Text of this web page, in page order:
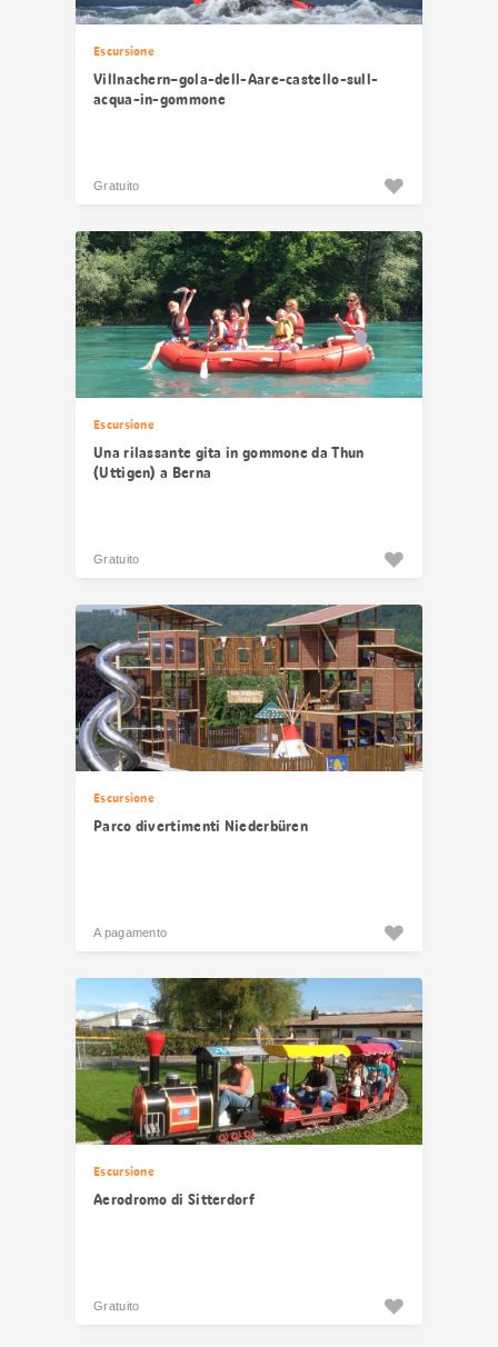
Escursione
Villnachern–gola-dell-Aare-castello-sull-
acqua-in-gommone
Gratuito
Escursione
Una rilassante gita in gommone da Thun
(Uttigen) a Berna
Gratuito
Escursione
Parco divertimenti Niederbüren
A pagamento
Escursione
Aerodromo di Sitterdorf
Gratuito